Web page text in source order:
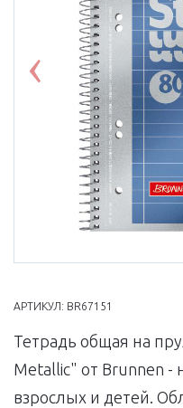
Previous
АРТИКУЛ: BR67151
Тетрадь общая на
Metallic" от Brunnen
взрослых и детей.